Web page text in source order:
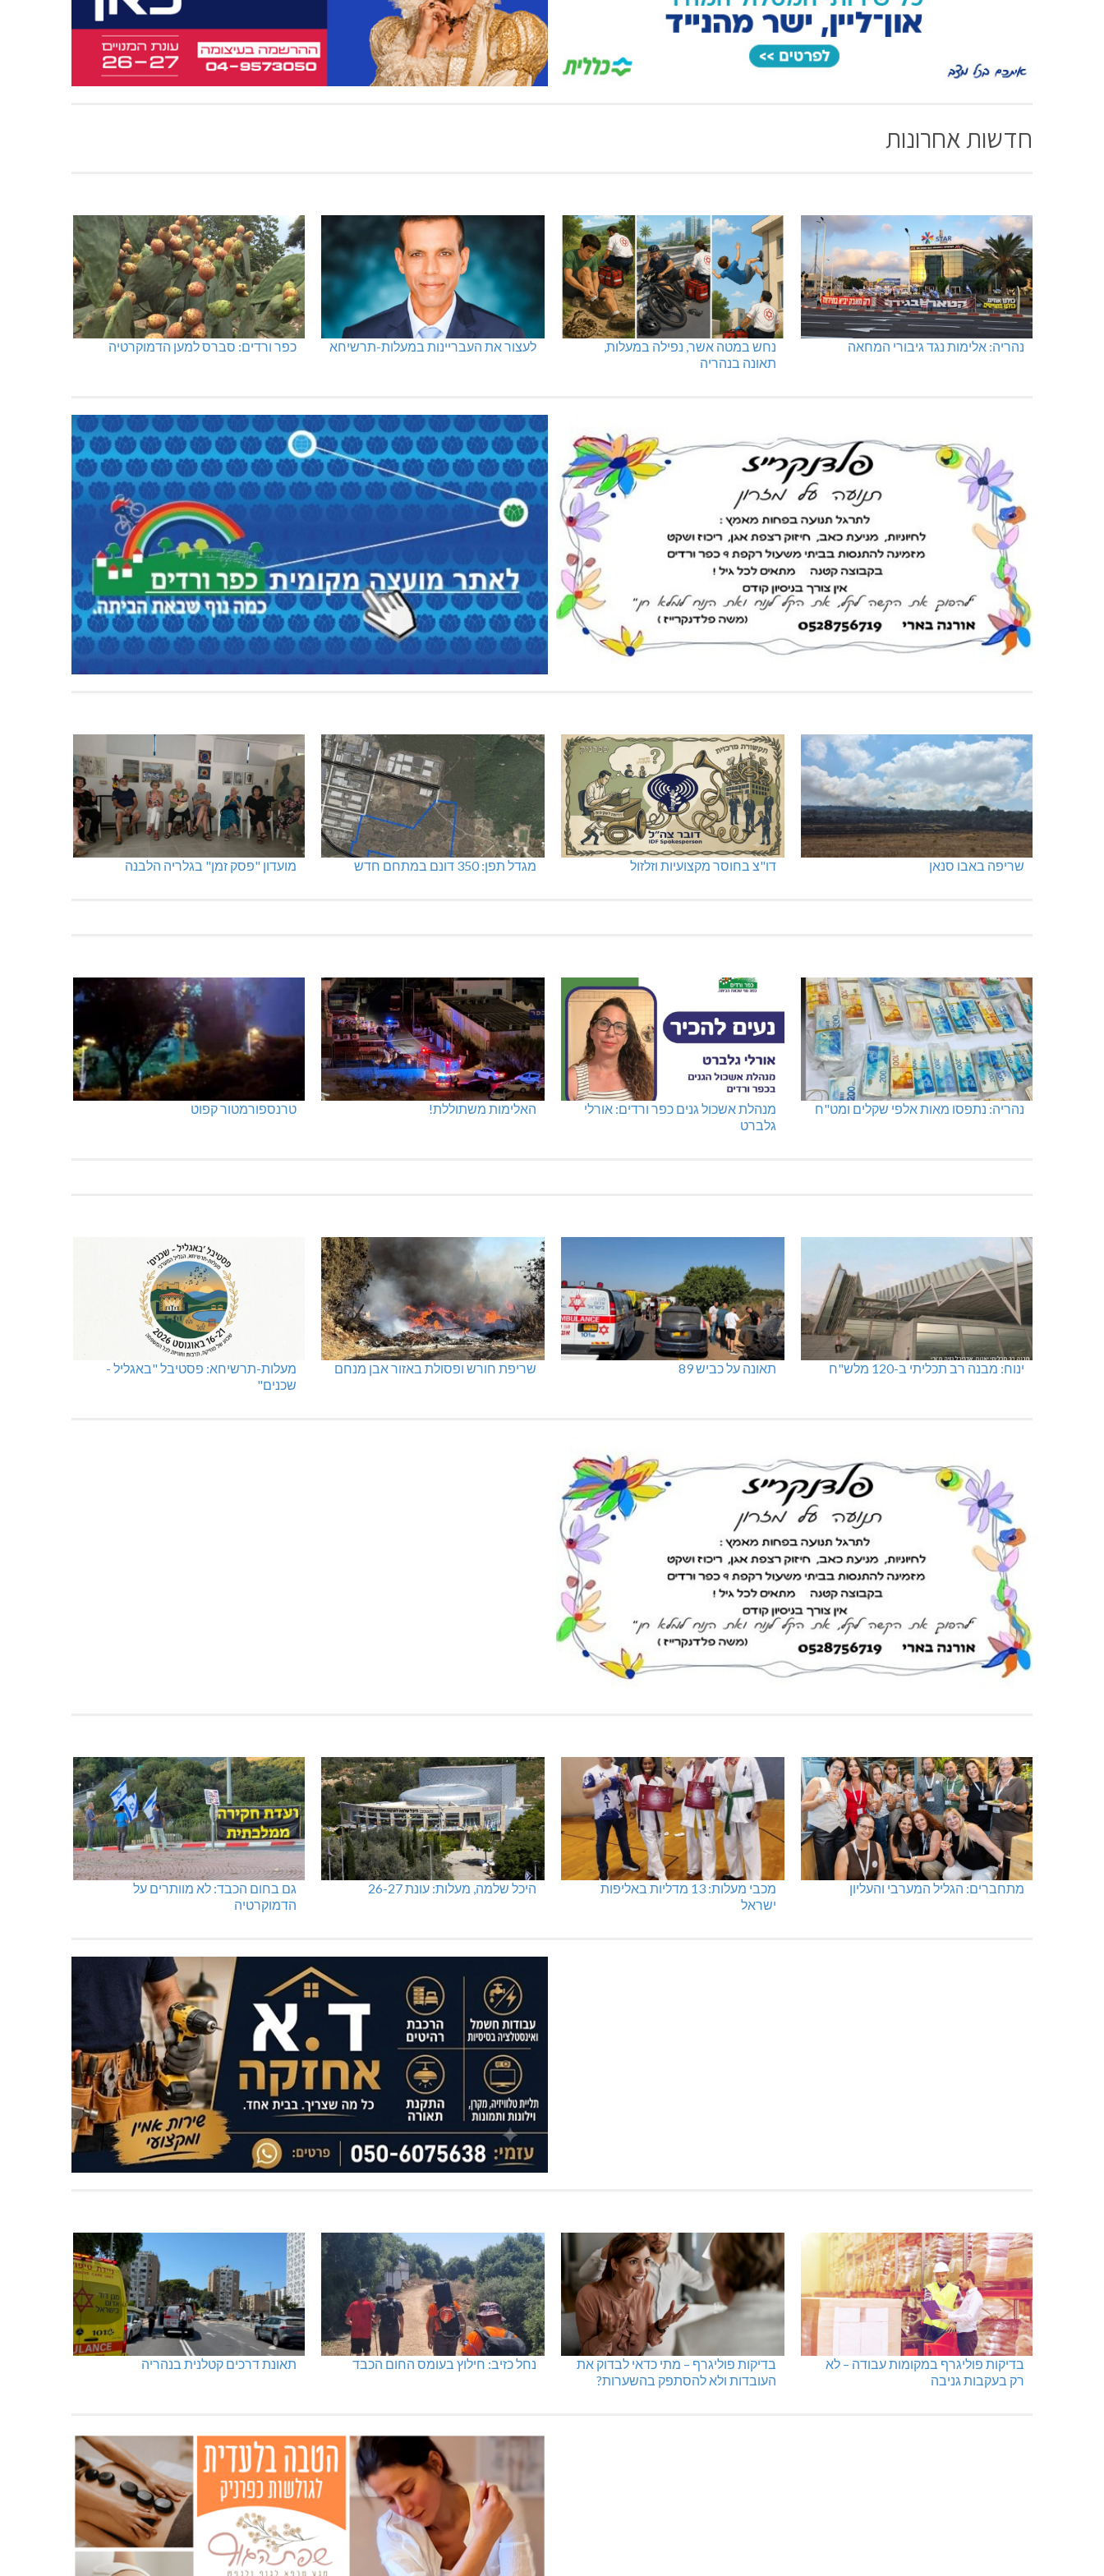
חדשות אחרונות
נהריה: אלימות נגד גיבורי המחאה
נחש במטה אשר, נפילה במעלות,
תאונה בנהריה
לעצור את העבריינות במעלות-תרשיחא כפר ורדים: סברס למען הדמוקרטיה
שריפה באבו סנאן דו"צ בחוסר מקצועיות וזלזול מגדל תפן: 350 דונם במתחם חדש מועדון "פסק זמן" בגלריה הלבנה
נהריה: נתפסו מאות אלפי שקלים ומט"ח
מנהלת אשכול גנים כפר ורדים: אורלי
גלברט
האלימות משתוללת! טרנספורמטור קפוט
ינוח: מבנה רב תכליתי ב-120 מלש"ח תאונה על כביש 89
היכל שלמה, מעלות: עונת 26-27
גם בחום הכבד: לא מוותרים על
הדמוקרטיה